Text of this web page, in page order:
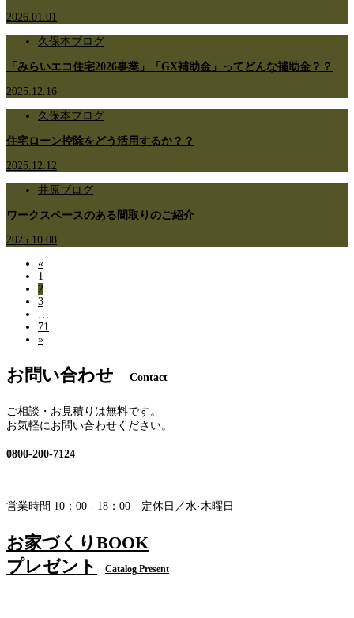
2026.01.01
久保本ブログ
「みらいエコ住宅2026事業」「GX補助金」ってどんな補助金？？
2025.12.16
久保本ブログ
住宅ローン控除をどう活用するか？？
2025.12.12
井原ブログ
ワークスペースのある間取りのご紹介
2025.10.08
«
1
2
3
…
71
»
お問い合わせ Contact
ご相談・お見積りは無料です。
お気軽にお問い合わせください。
0800-200-7124
営業時間 10：00 - 18：00 定休日／水·木曜日
お家づくりBOOK
プレゼント
Catalog Present